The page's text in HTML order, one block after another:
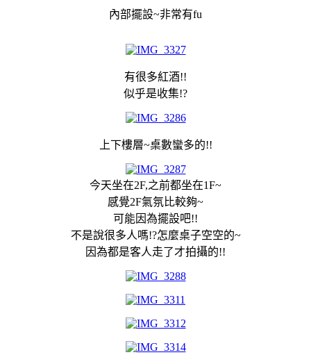
內部擺設~非常有fu
有很多紅酒!!
似乎是收集!?
上下樓層~桌數蠻多的!!
今天坐在2F,之前都坐在1F~
感覺2F氣氛比較夠~
可能因為擺設吧!!
不是說很多人嗎!?怎麼桌子空空的~
因為都是客人走了才拍攝的!!